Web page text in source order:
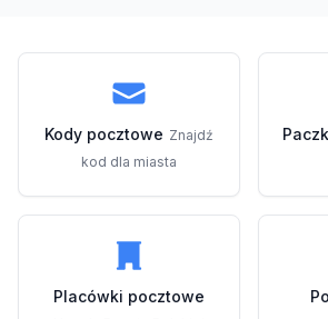
Kody pocztowe Znajdź
kod dla miasta
Placówki pocztowe